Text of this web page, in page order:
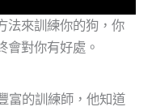
法來訓練你的狗，你
會對你有好處。
的訓練師，他知道